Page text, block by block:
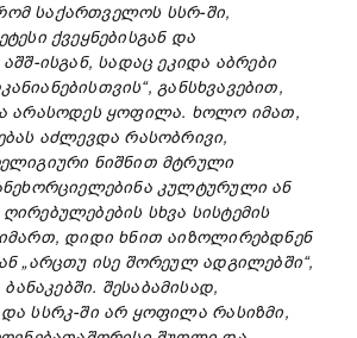
საქართველოს სსრ-ში,
ქვეყნებისგან და
ისგან, სადაც ეკიდა აბრები
კანიანებისთვის“, განსხვავებით,
არასოდეს ყოფილა. ხოლო იმათ,
აძლევდა რასობრივი,
ნიშნით მტრული
კულტურული ან
სხვა სისტემის
დიდი ხნით აიზოლირებდნენ
„არცთუ ისე შორეულ ადგილებში“,
შესაბამისად,
სსრკ-ში არ ყოფილა რასიზმი,